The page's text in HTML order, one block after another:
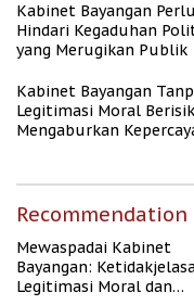
Kabinet Bayangan Perlu
Hindari Kegaduhan
yang Merugikan Publik
Kabinet Bayangan
Legitimasi Moral
Mengaburkan
Recommendation
Mewaspadai Kabinet
Bayangan:
Legitimasi Moral dan